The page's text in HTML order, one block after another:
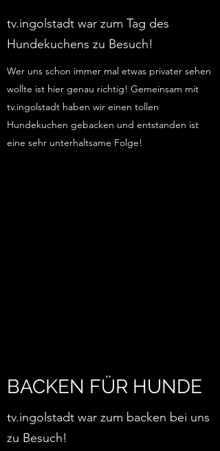
tv.ingolstadt war zum Tag des
Hundekuchens zu Besuch!
Wer uns schon immer mal etwas privater sehen
wollte ist hier genau richtig! Gemeinsam mit
tv.ingolstadt haben wir einen tollen
Hundekuchen gebacken und entstanden ist
eine sehr unterhaltsame Folge!
BACKEN FÜR HUNDE
tv.ingolstadt war zum backen bei uns
zu Besuch!